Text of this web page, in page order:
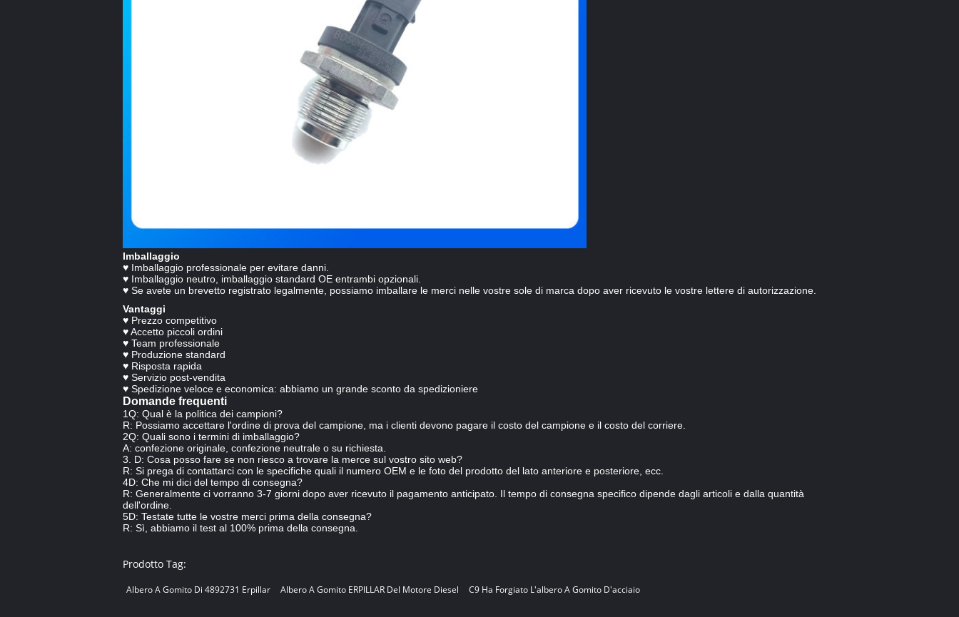
Imballaggio
♥ Imballaggio professionale per evitare danni.
♥ Imballaggio neutro, imballaggio standard OE entrambi opzionali.
♥ Se avete un brevetto registrato legalmente, possiamo imballare le merci nelle vostre sole di marca dopo aver ricevuto le vostre lettere di autorizzazione.
Vantaggi
♥ Prezzo competitivo
♥ Accetto piccoli ordini
♥ Team professionale
♥ Produzione standard
♥ Risposta rapida
♥ Servizio post-vendita
♥ Spedizione veloce e economica: abbiamo un grande sconto da spedizioniere
Domande frequenti
1Q: Qual è la politica dei campioni?
R: Possiamo accettare l'ordine di prova del campione, ma i clienti devono pagare il costo del campione e il costo del corriere.
2Q: Quali sono i termini di imballaggio?
A: confezione originale, confezione neutrale o su richiesta.
3. D: Cosa posso fare se non riesco a trovare la merce sul vostro sito web?
R: Si prega di contattarci con le specifiche quali il numero OEM e le foto del prodotto del lato anteriore e posteriore, ecc.
4D: Che mi dici del tempo di consegna?
R: Generalmente ci vorranno 3-7 giorni dopo aver ricevuto il pagamento anticipato. Il tempo di consegna specifico dipende dagli articoli e dalla quantità
dell'ordine.
5D: Testate tutte le vostre merci prima della consegna?
R: Sì, abbiamo il test al 100% prima della consegna.
Prodotto Tag:
Albero A Gomito Di 4892731 Erpillar Albero A Gomito ERPILLAR Del Motore Diesel C9 Ha Forgiato L'albero A Gomito D'acciaio